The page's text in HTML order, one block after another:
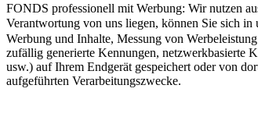
FONDS professionell mit Werbung: Wir nutzen
Verantwortung von uns liegen, können Sie sich in
Werbung und Inhalte, Messung von
zufällig generierte Kennungen, netzwerkbasierte
usw.) auf Ihrem Endgerät gespeichert oder von
aufgeführten Verarbeitungszwecke.